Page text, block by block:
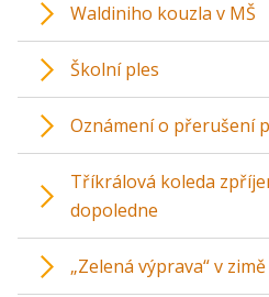
Waldiniho kouzla v MŠ
Školní ples
Oznámení o přerušení
Tříkrálová koleda
dopoledne
„Zelená výprava“ v zimě